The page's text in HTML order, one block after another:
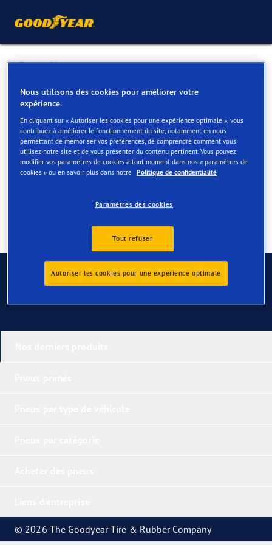
Retour liste
AUTO 5 (00508)
Services disponibles en ligne et en magasin
Contact Services
Contactez-nous
© 2026 The Goodyear Tire & Rubber Company
Nous utilisons des cookies pour améliorer votre
expérience.
En cliquant sur « Autoriser les cookies pour une expérience optimale », vous
contribuez à améliorer le fonctionnement du site, notamment en nous
permettant de mémoriser vos préférences, de comprendre comment vous
utilisez notre site et de vous présenter du contenu pertinent. Vous pouvez
modifier vos paramètres de cookies à tout moment dans nos « paramètres de
cookies » ou en savoir plus dans notre Politique de confidentialité
Paramètres des cookies
Tout refuser
Autoriser les cookies pour une expérience optimale